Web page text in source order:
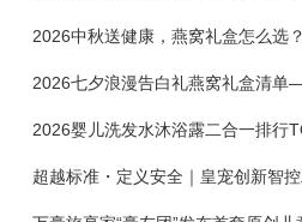
2026中秋送健康，燕窝礼盒怎么选
2026婴儿洗发水沐浴露二合一排行
超越标准・定义安全｜皇宠创新智